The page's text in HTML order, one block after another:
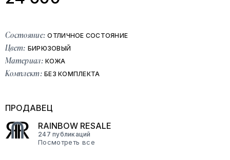
Состояние: ОТЛИЧНОЕ СОСТОЯНИЕ
Цвет: БИРЮЗОВЫЙ
Материал: КОЖА
Комплект: БЕЗ КОМПЛЕКТА
ПРОДАВЕЦ
RAINBOW RESALE
247 публикаций
Посмотреть все